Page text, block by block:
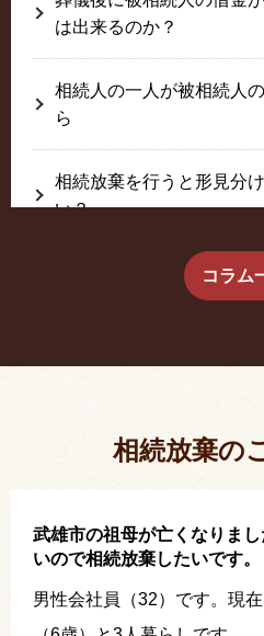
は出来るのか？
相続人の一人が被相続人
ら
相続放棄を行うと形見分
い？
生前に相続放棄すると約
コラム
相続放棄の
武雄市の祖母が亡くなりま
いので相続放棄したいです。
男性会社員（32）です。現